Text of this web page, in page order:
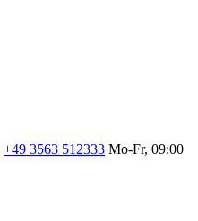
+49 3563 512333 Mo-Fr, 09:00